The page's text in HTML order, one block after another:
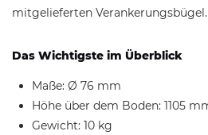
mitgelieferten Verankerungsbügel.
Das Wichtigste im Überblick
Maße: Ø 76 mm
Höhe über dem Boden: 1105
Gewicht: 10 kg